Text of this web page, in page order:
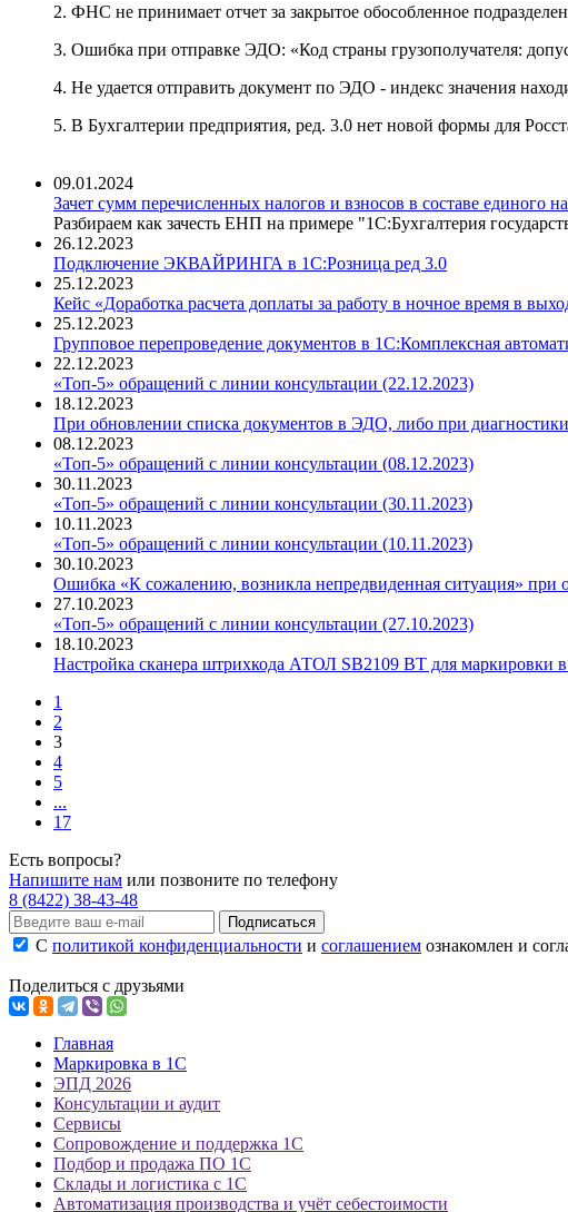
2. ФНС не принимает отчет за закрытое обособленное
3. Ошибка при отправке ЭДО: «Код страны грузополучателя:
4. Не удается отправить документ по ЭДО - индекс значения
5. В Бухгалтерии предприятия, ред. 3.0 нет новой формы для
09.01.2024
Зачет сумм перечисленных налогов и взносов в составе единого
Разбираем как зачесть ЕНП на примере "1С:Бухгалтерия
26.12.2023
Подключение ЭКВАЙРИНГА в 1С:Розница ред 3.0
25.12.2023
Кейс «Доработка расчета доплаты за работу в ночное время в
25.12.2023
Групповое перепроведение документов в 1С:Комплексная
22.12.2023
«Топ-5» обращений с линии консультации (22.12.2023)
18.12.2023
При обновлении списка документов в ЭДО, либо при
08.12.2023
«Топ-5» обращений с линии консультации (08.12.2023)
30.11.2023
«Топ-5» обращений с линии консультации (30.11.2023)
10.11.2023
«Топ-5» обращений с линии консультации (10.11.2023)
30.10.2023
Ошибка «К сожалению, возникла непредвиденная ситуация» при
27.10.2023
«Топ-5» обращений с линии консультации (27.10.2023)
18.10.2023
Настройка сканера штрихкода АТОЛ SB2109 BT для маркировки
1
2
3
4
5
...
17
Есть вопросы?
Напишите нам или позвоните по телефону
8 (8422) 38-43-48
Подписаться
С политикой конфиденциальности и соглашением ознакомлен и
Поделиться с друзьями
Главная
Маркировка в 1С
ЭПД 2026
Консультации и аудит
Сервисы
Сопровождение и поддержка 1С
Подбор и продажа ПО 1С
Склады и логистика с 1С
Автоматизация производства и учёт себестоимости